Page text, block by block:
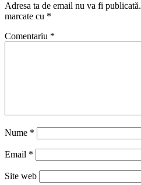
Adresa ta de email nu va fi publicată.
marcate cu *
Comentariu *
Nume *
Email *
Site web